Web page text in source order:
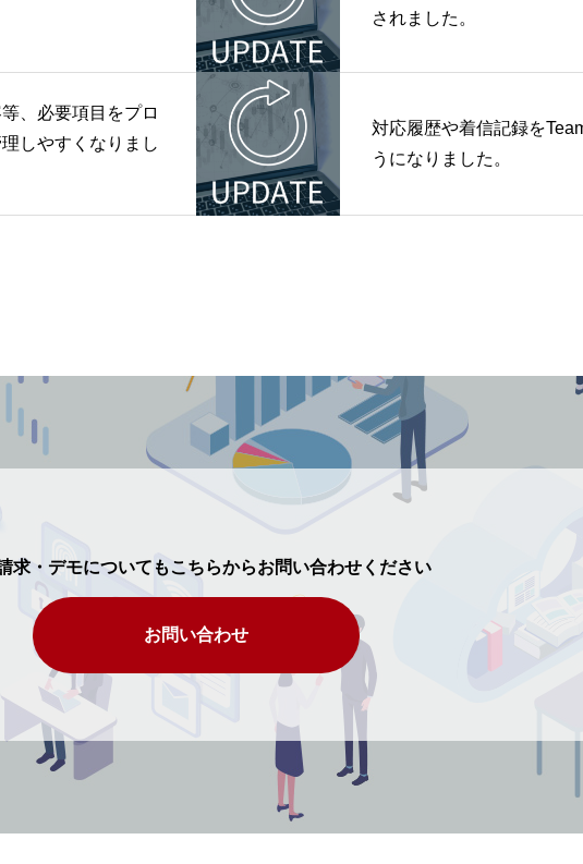
されました。
、必要項目をプロ
しやすくなりまし
対応履歴や着信記録を
うになりました。
求・デモについてもこちらからお問い合わせください
お問い合わせ